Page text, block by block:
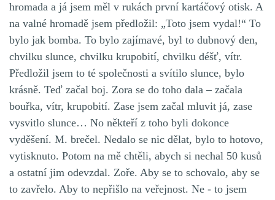
hromada a já jsem měl v rukách první kartáčový otisk. A
na valné hromadě jsem předložil: „Toto jsem vydal!“ To
bylo jak bomba. To bylo zajímavé, byl to dubnový den,
chvilku slunce, chvilku krupobití, chvilku déšť, vítr.
Předložil jsem to té společnosti a svítilo slunce, bylo
krásně. Teď začal boj. Zora se do toho dala – začala
bouřka, vítr, krupobití. Zase jsem začal mluvit já, zase
vysvitlo slunce… No někteří z toho byli dokonce
vyděšení. M. brečel. Nedalo se nic dělat, bylo to hotovo,
vytisknuto. Potom na mě chtěli, abych si nechal 50 kusů
a ostatní jim odevzdal. Zoře. Aby se to schovalo, aby se
to zavřelo. Aby to nepřišlo na veřejnost. Ne - to jsem